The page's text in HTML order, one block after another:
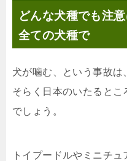
どんな犬種でも注
全ての犬種で
犬が噛む、という事故
そらく日本のいたるとこ
でしょう。
トイプードルやミニチ